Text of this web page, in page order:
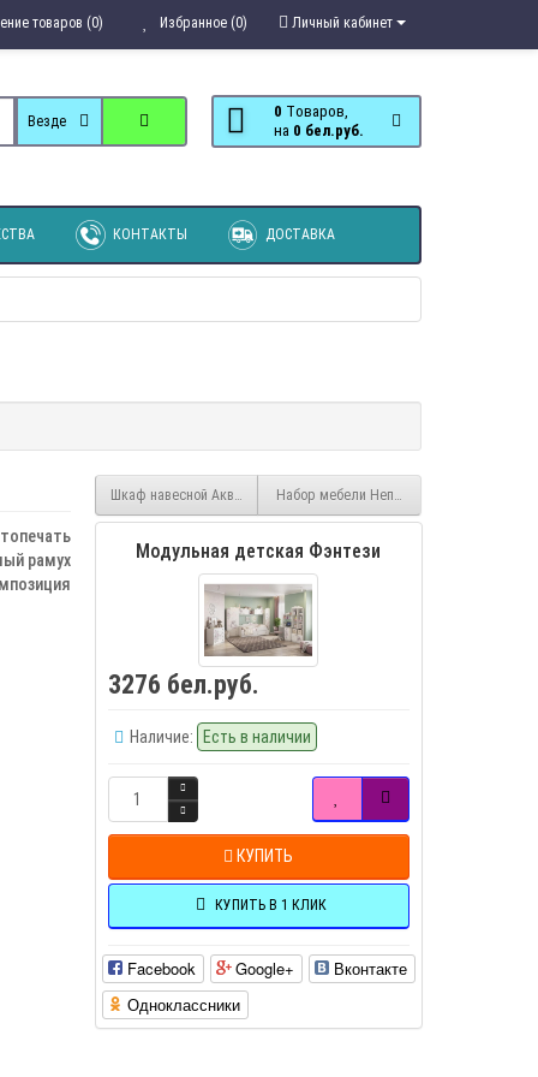
Личный кабинет
Избранное (0)
товаров (0)
0 Tоваров,
на
0 бел.руб.
Везде
КОНТАКТЫ ДОСТАВКА
рамух
Шкаф навесной Акварель Набор мебели Непоседа (Детский
Модульная детская Фэнтези
3276 бел.руб.
Наличие: Есть в наличии
КУПИТЬ
КУПИТЬ В 1 КЛИК
Facebook Google+
Вконтакте
Одноклассники